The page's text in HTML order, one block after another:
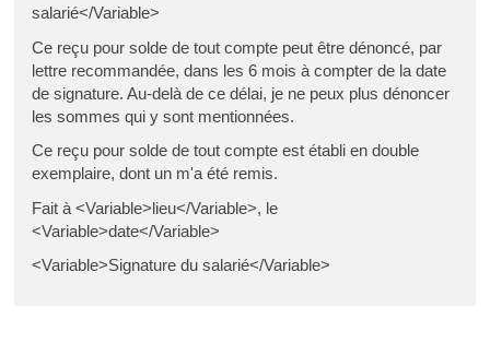
salarié</Variable>
Ce reçu pour solde de tout compte peut être dénoncé, par
lettre recommandée, dans les 6 mois à compter de la date
de signature. Au-delà de ce délai, je ne peux plus dénoncer
les sommes qui y sont mentionnées.
Ce reçu pour solde de tout compte est établi en double
exemplaire, dont un m'a été remis.
Fait à <Variable>lieu</Variable>, le
<Variable>date</Variable>
<Variable>Signature du salarié</Variable>